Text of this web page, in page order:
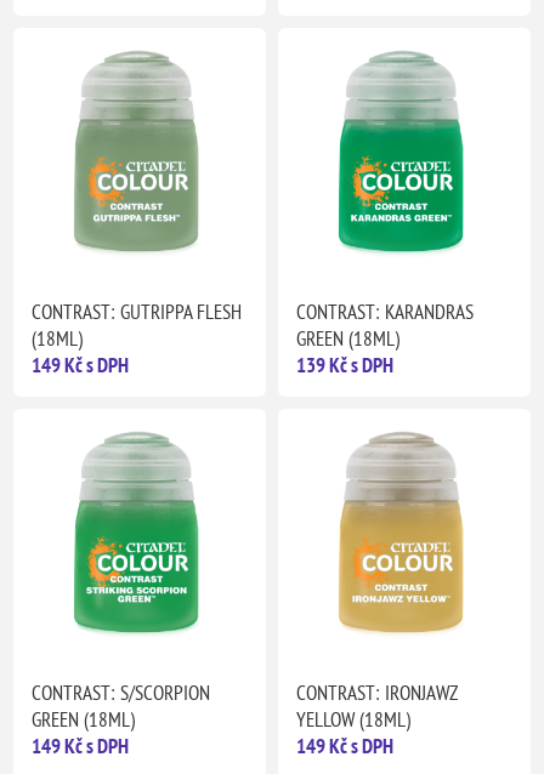
CONTRAST: GUTRIPPA FLESH
(18ML)
149 Kč s DPH
CONTRAST: KARANDRAS
GREEN (18ML)
139 Kč s DPH
CONTRAST: S/SCORPION
GREEN (18ML)
149 Kč s DPH
CONTRAST: IRONJAWZ
YELLOW (18ML)
149 Kč s DPH